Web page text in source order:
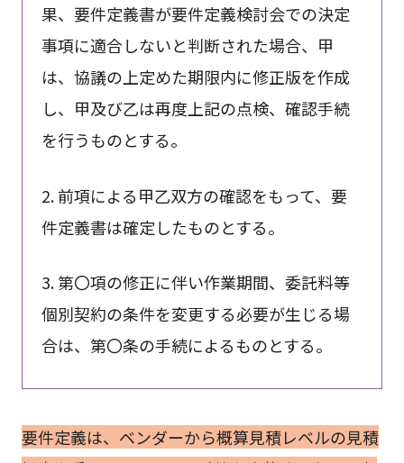
果、要件定義書が要件定義検討会での決定
事項に適合しないと判断された場合、甲
は、協議の上定めた期限内に修正版を作成
し、甲及び乙は再度上記の点検、確認手続
を行うものとする。
2. 前項による甲乙双方の確認をもって、要
件定義書は確定したものとする。
3. 第〇項の修正に伴い作業期間、委託料等
個別契約の条件を変更する必要が生じる場
合は、第〇条の手続によるものとする。
要件定義は、ベンダーから概算見積レベルの見積